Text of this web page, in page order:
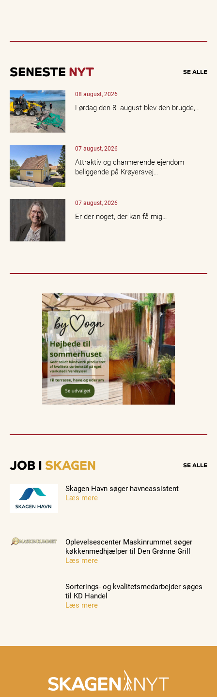
SENESTE NYT SE ALLE
08 august, 2026
Lørdag den 8. august blev den brugde,…
07 august, 2026
Attraktiv og charmerende ejendom
beliggende på Krøyersvej…
07 august, 2026
Er der noget, der kan få mig…
JOB I SKAGEN SE ALLE
Skagen Havn søger havneassistent
Læs mere
Oplevelsescenter Maskinrummet søger
køkkenmedhjælper til Den Grønne Grill
Læs mere
Sorterings- og kvalitetsmedarbejder søges
til KD Handel
Læs mere